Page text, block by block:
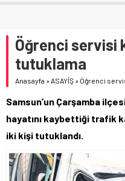
Öğrenci servisi
tutuklama
Anasayfa »ASAYİŞ » Öğrenci
Samsun’un Çarşamba
hayatını kaybettiği trafik
iki kişi tutuklandı.